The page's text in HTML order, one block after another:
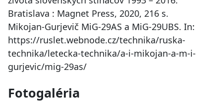
Bratislava : Magnet Press, 2020, 216 s.
Mikojan-Gurjevič MiG-29AS a MiG-29UBS. In:
https://ruslet.webnode.cz/technika/ruska-
technika/letecka-technika/a-i-mikojan-a-m-i-
gurjevic/mig-29as/
Fotogaléria